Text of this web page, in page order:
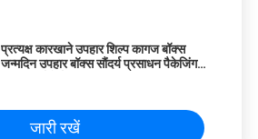
प्रत्यक्ष कारखाने उपहार शिल्प कागज बॉक्स
जन्मदिन उपहार बॉक्स सौंदर्य प्रसाधन पैकेजिंग
जारी रखें